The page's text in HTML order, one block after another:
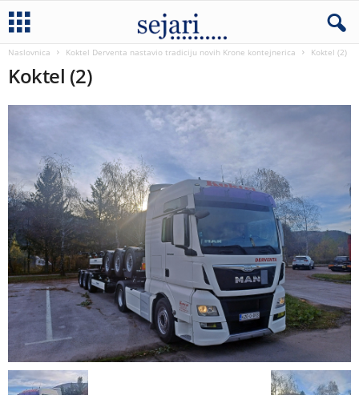
Naslovnica Koktel Derventa nastavio tradiciju novih Krone kontejnerica Koktel (2)
Koktel (2)